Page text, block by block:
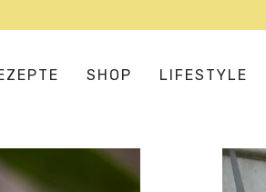
SHOP LIFESTYLE